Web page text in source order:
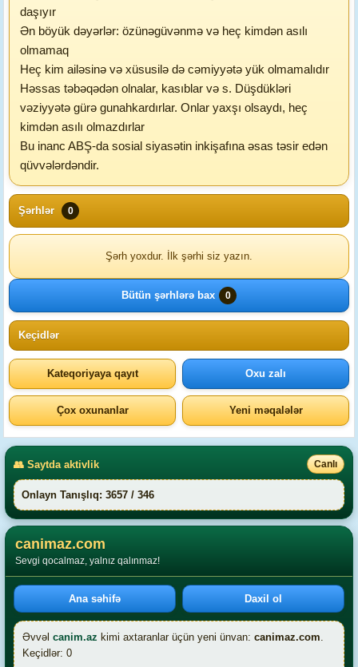
daşıyır
Ən böyük dəyərlər: özünəgüvənmə və heç kimdən asılı
olmamaq
Heç kim ailəsinə və xüsusilə də cəmiyyətə yük olmamalıdır
Həssas təbəqədən olnalar, kasıblar və s. Düşdükləri
vəziyyətə gürə gunahkardırlar. Onlar yaxşı olsaydı, heç
kimdən asılı olmazdırlar
Bu inanc ABŞ-da sosial siyasətin inkişafına əsas təsir edən
qüvvələrdəndir.
Şərhlər 0
Şərh yoxdur. İlk şərhi siz yazın.
Bütün şərhlərə bax 0
Keçidlər
Kateqoriyaya qayıt Oxu zalı
Çox oxunanlar Yeni məqalələr
👥 Saytda aktivlik Canlı
Onlayn Tanışlıq: 3657 / 346
canimaz.com
Sevgi qocalmaz, yalnız qalınmaz!
Ana səhifə Daxil ol
Əvvəl canim.az kimi axtaranlar üçün yeni ünvan: canimaz.com.
Keçidlər: 0